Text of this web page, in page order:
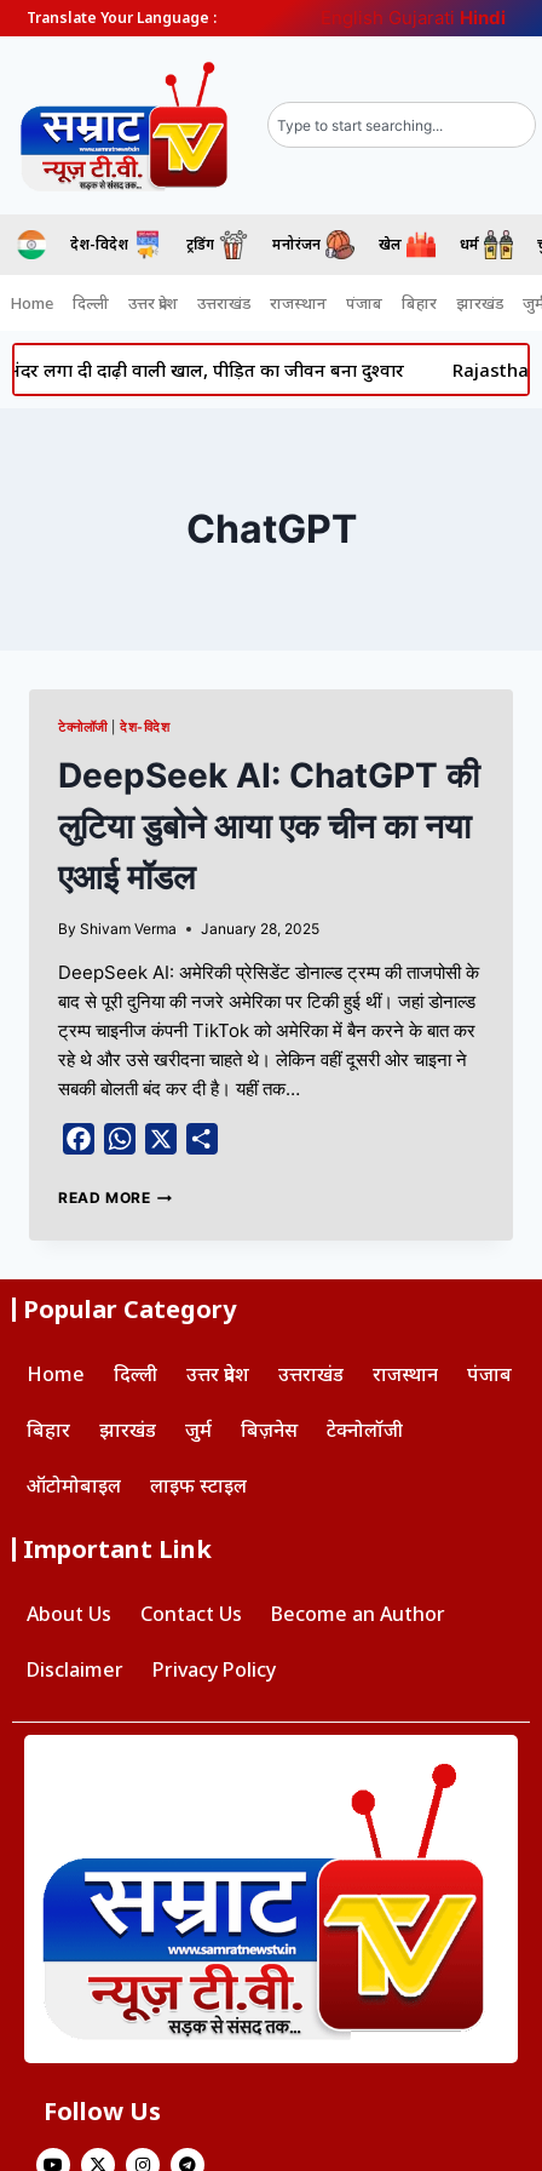
Translate Your Language : English Gujarati Hindi
देश-विदेश ट्रेंडिंग मनोरंजन खेल धर्म
Home दिल्ली उत्तर प्रदेश उत्तराखंड राजस्थान पंजाब बिहार झारखंड
लगा दी दाढ़ी वाली खाल, पीड़ित का जीवन बना दुश्वार Rajasthan
ChatGPT
टेक्नोलॉजी|देश-विदेश
DeepSeek AI: ChatGPT की
लुटिया डुबोने आया एक चीन का नया
एआई मॉडल
By Shivam Verma January 28, 2025
DeepSeek AI: अमेरिकी प्रेसिडेंट डोनाल्ड ट्रम्प की ताजपोसी के
बाद से पूरी दुनिया की नजरे अमेरिका पर टिकी हुई थीं। जहां डोनाल्ड
ट्रम्प चाइनीज कंपनी TikTok को अमेरिका में बैन करने के बात कर
रहे थे और उसे खरीदना चाहते थे। लेकिन वहीं दूसरी ओर चाइना ने
सबकी बोलती बंद कर दी है। यहीं तक…
FacebookWhatsApp
READ MORE
Popular Category
Home दिल्ली उत्तर प्रदेश उत्तराखंड राजस्थान पंजाब
बिहार झारखंड जुर्म बिज़नेस टेक्नोलॉजी
ऑटोमोबाइल लाइफ स्टाइल
Important Link
About Us Contact Us Become an Author
Disclaimer Privacy Policy
Follow Us